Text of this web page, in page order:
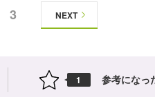
3 NEXT
1 参考になっ